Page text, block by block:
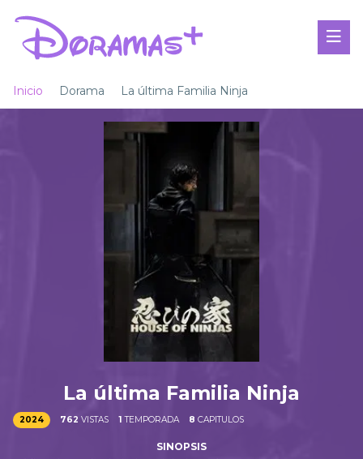
Inicio Dorama La última Familia Ninja
La última Familia Ninja
2024 762 VISTAS 1 TEMPORADA 8 CAPITULOS